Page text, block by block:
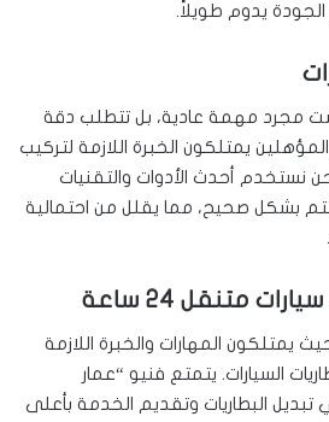
يدوم طويلاً.
مجرد مهمة عادية، بل تتطلب دقة
يمتلكون الخبرة اللازمة لتركيب
نستخدم أحدث الأدوات والتقنيات
بشكل صحيح، مما يقلل من احتمالية
متنقل 24 ساعة
يمتلكون المهارات والخبرة اللازمة
السيارات. يتمتع فنيو “عمار
البطاريات وتقديم الخدمة بأعلى